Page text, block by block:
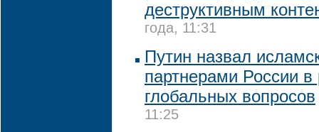
деструктивным
года, 11:31
Путин назвал
партнерами России
глобальных вопросов
11:25